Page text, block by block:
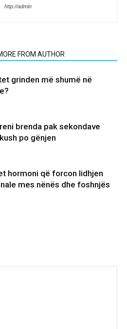
http://admin
FROM AUTHOR
grinden më shumë në
brenda pak sekondave
po gënjen
hormoni që forcon lidhjen
mes nënës dhe foshnjës